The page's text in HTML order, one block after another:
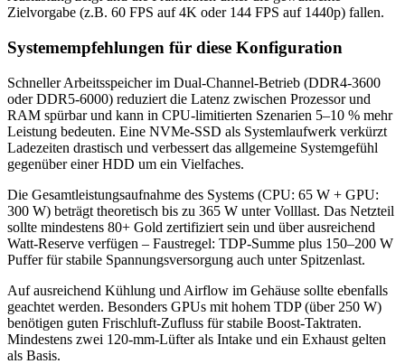
Zielvorgabe (z.B. 60 FPS auf 4K oder 144 FPS auf 1440p) fallen.
Systemempfehlungen für diese Konfiguration
Schneller Arbeitsspeicher im Dual-Channel-Betrieb (DDR4-3600
oder DDR5-6000) reduziert die Latenz zwischen Prozessor und
RAM spürbar und kann in CPU-limitierten Szenarien 5–10 % mehr
Leistung bedeuten. Eine NVMe-SSD als Systemlaufwerk verkürzt
Ladezeiten drastisch und verbessert das allgemeine Systemgefühl
gegenüber einer HDD um ein Vielfaches.
Die Gesamtleistungsaufnahme des Systems (CPU: 65 W + GPU:
300 W) beträgt theoretisch bis zu 365 W unter Volllast. Das Netzteil
sollte mindestens 80+ Gold zertifiziert sein und über ausreichend
Watt-Reserve verfügen – Faustregel: TDP-Summe plus 150–200 W
Puffer für stabile Spannungsversorgung auch unter Spitzenlast.
Auf ausreichend Kühlung und Airflow im Gehäuse sollte ebenfalls
geachtet werden. Besonders GPUs mit hohem TDP (über 250 W)
benötigen guten Frischluft-Zufluss für stabile Boost-Taktraten.
Mindestens zwei 120-mm-Lüfter als Intake und ein Exhaust gelten
als Basis.